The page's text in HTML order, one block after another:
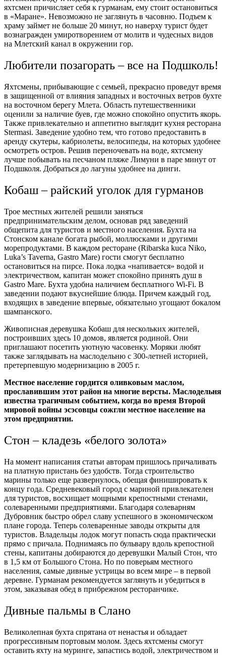
яхтсмен причисляет себя к гурманам, ему стоит остановиться
в «Маране». Невозможно не заглянуть в часовню. Подъем к
храму займет не больше 20 минут, но наверху турист будет
вознагражден умиротворением от молитв и чудесных видов
на Млетский канал в окружении гор.
Любители позагорать – все на Подшколь!
Яхтсмены, прибывающие с семьей, прекрасно проведут время
в защищенной от влияния западных и восточных ветров бухте
на восточном берегу Млета. Область путешественники
оценили за наличие буев, где можно спокойно опустить якорь.
Также привлекательно и аппетитно выглядит кухня ресторана
Stermasi. Заведение удобно тем, что готово предоставить в
аренду скутеры, кабриолеты, велосипеды, на которых удобнее
осмотреть остров. Решив переночевать на воде, яхтсмену
лучше побывать на песчаном пляже Лимуни в паре минут от
Подшколя. Добраться до лагуны удобнее на динги.
Кобаш – райский уголок для гурманов
Трое местных жителей решили заняться
предпринимательским делом, основав ряд заведений
общепита для туристов и местного населения. Бухта на
Стонском канале богата рыбой, моллюсками и другими
морепродуктами. В каждом ресторане (Ribarska kuca Niko,
Luka’s Taverna, Gastro Mare) гости смогут бесплатно
остановиться на пирсе. Пока лодка «напивается» водой и
электричеством, капитан может спокойно принять душ в
Gastro Mare. Бухта удобна наличием бесплатного Wi-Fi. В
заведении подают вкуснейшие блюда. Причем каждый год,
входящих в заведение впервые, обязательно угощают бокалом
шампанского.
Живописная деревушка Кобаш для нескольких жителей,
построивших здесь 10 домов, является родиной. Они
приглашают посетить уютную часовенку. Моряки любят
также заглядывать на маслодельню с 300-летней историей,
претерпевшую модернизацию в 2005 г.
Местное население гордится оливковым маслом,
прославившим этот район на многие версты. Маслодельня
известна трагичным событием, когда во время Второй
мировой войны эсэсовцы сожгли местное население на
этом предприятии.
Стон – кладезь «белого золота»
На момент написания статьи авторам пришлось причаливать
на платную пристань без удобств. Тогда строительство
марины только еще развернулось, обещая финишировать к
концу года. Средневековый город с мариной привлекателен
для туристов, восхищает мощными крепостными стенами,
солеваренными предприятиями. Благодаря солеварням
Дубровник быстро обрел славу успешного в экономическом
плане города. Теперь солеваренные заводы открыты для
туристов. Владельцы лодок могут попасть сюда практически
прямо с причала. Поднимаясь по бульвару вдоль крепостной
стены, капитаны добираются до деревушки Малый Стон, что
в 1,5 км от Большого Стона. Но по поверьям местного
населения, самые дивные устрицы во всем мире – в первой
деревне. Гурманам рекомендуется заглянуть и убедиться в
этом, заказывая обед в прибрежном ресторанчике.
Дивные пальмы в Слано
Великолепная бухта спрятана от ненастья и обладает
прогрессивным портовым молом. Здесь яхтсмены смогут
оставить яхту на муринге, запастись водой, электричеством и